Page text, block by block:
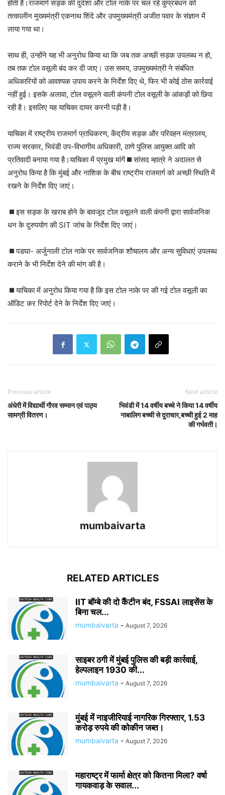
होती है।राजमार्ग सड़क की दुर्दशा और टोल नाके पर चल रहे कुप्रबंधन को
तत्कालीन मुख्यमंत्री एकनाथ शिंदे और उपमुख्यमंत्री अजीत पवार के संज्ञान में
लाया गया था।
साथ ही, उन्होंने यह भी अनुरोध किया था कि जब तक अच्छी सड़क उपलब्ध न हो,
तब तक टोल वसूली बंद कर दी जाए। उस समय, उपमुख्यमंत्री ने संबंधित
अधिकारियों को आवश्यक उपाय करने के निर्देश दिए थे, फिर भी कोई ठोस कार्रवाई
नहीं हुई। इसके अलावा, टोल वसूलने वाली कंपनी टोल वसूली के आंकड़ों को छिपा
रही है। इसलिए यह याचिका दायर करनी पड़ी है।
याचिका में राष्ट्रीय राजमार्ग प्राधिकरण, केंद्रीय सड़क और परिवहन मंत्रालय,
राज्य सरकार, भिवंडी उप-विभागीय अधिकारी, ठाणे पुलिस आयुक्त आदि को
प्रतिवादी बनाया गया है।याचिका में प्रमुख मांगें
सांसद म्हात्रे ने अदालत से
अनुरोध किया है कि मुंबई और नाशिक के बीच राष्ट्रीय राजमार्ग को अच्छी स्थिति में
रखने के निर्देश दिए जाएं।
इस सड़क के खराब होने के बावजूद टोल वसूलने वाली कंपनी द्वारा सार्वजनिक
धन के दुरुपयोग की SIT जांच के निर्देश दिए जाएं।
पडघा- अर्जुनाली टोल नाके पर सार्वजनिक शौचालय और अन्य सुविधाएं उपलब्ध
कराने के भी निर्देश देने की मांग की है।
याचिका में अनुरोध किया गया है कि इस टोल नाके पर की गई टोल वसूली का
ऑडिट कर रिपोर्ट देने के निर्देश दिए जाएं।
Previous article
अंधेरी में विद्यार्थी गौरव सम्मान एवं पाठ्य
सामग्री वितरण।
Next article
भिवंडी में 14 वर्षीय बच्चे ने किया 14 वर्षीय
नाबालिग बच्ची से दुराचार,बच्ची हुई 2 माह
की गर्भवती।
mumbaivarta
RELATED ARTICLES
IIT बॉम्बे की दो कैंटीन बंद, FSSAI लाइसेंस के
बिना चल...
mumbaivarta - August 7, 2026
साइबर ठगी में मुंबई पुलिस की बड़ी कार्रवाई,
हेल्पलाइन 1930 की...
mumbaivarta - August 7, 2026
मुंबई में नाइजीरियाई नागरिक गिरफ्तार, 1.53
करोड़ रुपये की कोकीन जब्त।
mumbaivarta - August 7, 2026
महाराष्ट्र में फार्मा क्षेत्र को कितना मिला? वर्षा
गायकवाड़ के सवाल...